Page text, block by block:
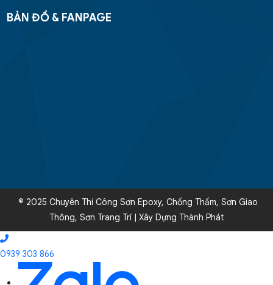
BẢN ĐỒ & FANPAGE
© 2025 Chuyên Thi Công Sơn Epoxy, Chống Thấm, Sơn Giao
Thông, Sơn Trang Trí | Xây Dựng Thành Phát
0939 303 866